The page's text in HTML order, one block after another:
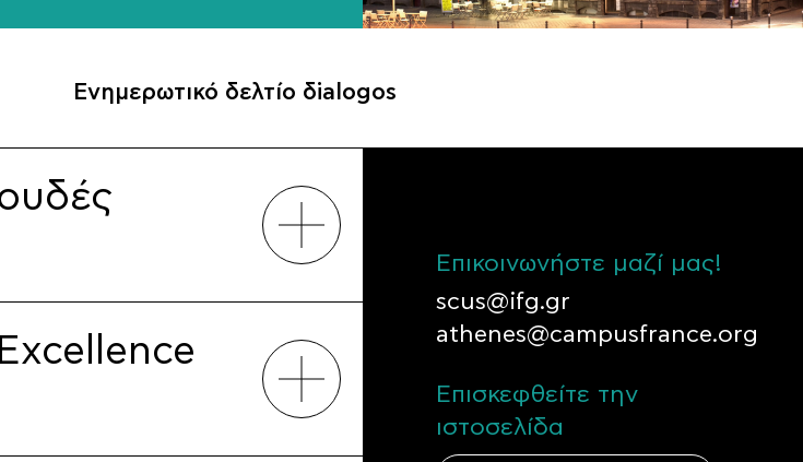
Ενημερωτικό δελτίο δialogos
Επικοινωνήστε μαζί μας!
scus@ifg.gr
athenes@campusfrance.org
Επισκεφθείτε την
ιστοσελίδα